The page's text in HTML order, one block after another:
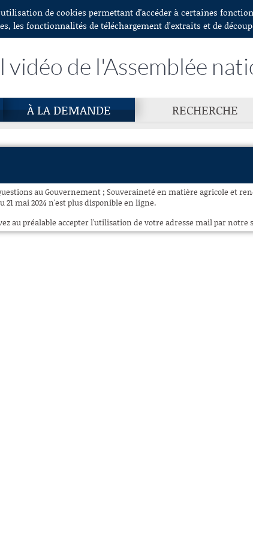
de cookies permettant d'accéder à certaines
les fonctionnalités de téléchargement d’extraits et de
vidéo de l'Assemblée
À LA DEMANDE RECHERCHE
au Gouvernement ; Souveraineté en matière agricole et
21 mai 2024 n'est plus disponible en ligne.
au préalable accepter l'utilisation de votre adresse mail par notre